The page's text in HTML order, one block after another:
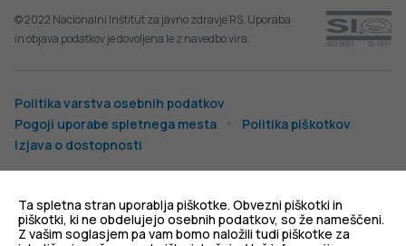
Politika varstva osebnih podatkov
Pogoji uporabe spletnega mesta
Politika piškotkov
Izjava o dostopnosti
© 2022 Nacionalni Inštitut za javno zdravje RS. Uporaba
in objava podatkov je dovoljena le z navedbo vira.
Ta spletna stran uporablja piškotke. Obvezni piškotki in
piškotki, ki ne obdelujejo osebnih podatkov, so že nameščeni.
Z vašim soglasjem pa vam bomo naložili tudi piškotke za